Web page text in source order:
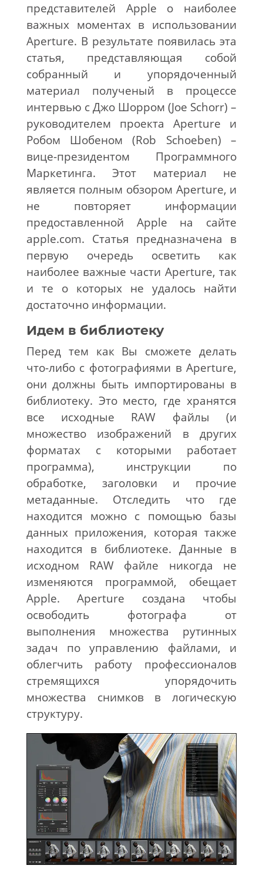
представителей Apple о наиболее
важных моментах в использовании
Aperture. В результате появилась эта
статья, представляющая собой
собранный и упорядоченный
материал полученый в процессе
интервью с Джо Шорром (Joe Schorr) –
руководителем проекта Aperture и
Робом Шобеном (Rob Schoeben) –
вице-президентом Программного
Маркетинга. Этот материал не
является полным обзором Aperture, и
не повторяет информации
предоставленной Apple на сайте
apple.com. Статья предназначена в
первую очередь осветить как
наиболее важные части Aperture, так
и те о которых не удалось найти
достаточно информации.
Идем в библиотеку
Перед тем как Вы сможете делать
что-либо с фотографиями в Aperture,
они должны быть импортированы в
библиотеку. Это место, где хранятся
все исходные RAW файлы (и
множество изображений в других
форматах с которыми работает
программа), инструкции по
обработке, заголовки и прочие
метаданные. Отследить что где
находится можно с помощью базы
данных приложения, которая также
находится в библиотеке. Данные в
исходном RAW файле никогда не
изменяются программой, обещает
Apple. Aperture создана чтобы
освободить фотографа от
выполнения множества рутинных
задач по управлению файлами, и
облегчить работу профессионалов
стремящихся упорядочить
множества снимков в логическую
структуру.